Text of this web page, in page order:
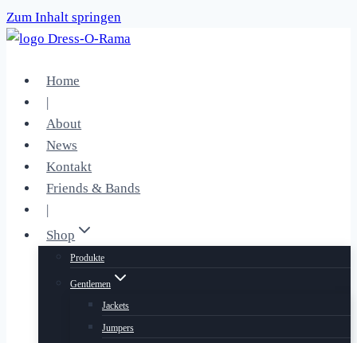
Zum Inhalt springen
Home
|
About
News
Kontakt
Friends & Bands
|
Shop
Produkte
Gentlemen
Jackets
Jumpers